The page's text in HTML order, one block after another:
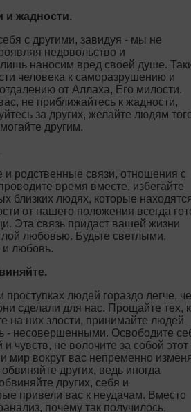
и жадности.
с другими, завидуя - мы не
недовольство и
наносим вред своей душе.
человека к саморазрушению и
от Аллаха, Его милости.
не приближайтесь к жадности,
за других, желайте людям
другим.
и родственные связи, отношения с
время вместе, избегайте
близких людях, которые
от нашего положения всегда
Эта связь придаст вашей жизни
любовью. Будьте светлыми,
и любовь.
людей гораздо легче,
сделали для нас. Прощайте тех,
на них злости, принимайте людей
- несовершенными. Освободите
чувств, не волочите за собой этот
мир вокруг вас непременно
других, ведь иногда
других, себя и
привели вас к неудачам. Вместо
почему так получилось,